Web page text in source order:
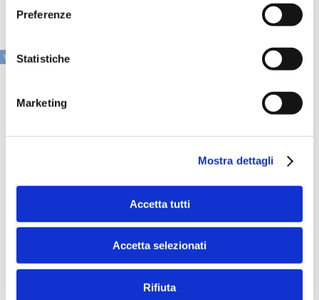
Preferenze
Statistiche
Marketing
Mostra dettagli
Accetta tutti
Accetta selezionati
Rifiuta
VAI ALLA SEZIONE IN PRIMO PIANO